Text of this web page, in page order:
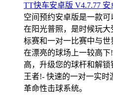
TT快车安卓版 V4.7.77 安
空间预约安卓版是一款
在阳光普照，是时候玩
标赛和一对一比赛中与
在漂亮的球场上一较高
高，升级您的球杆和解锁
王者!- 快速的一对一实
革命性击球系统。